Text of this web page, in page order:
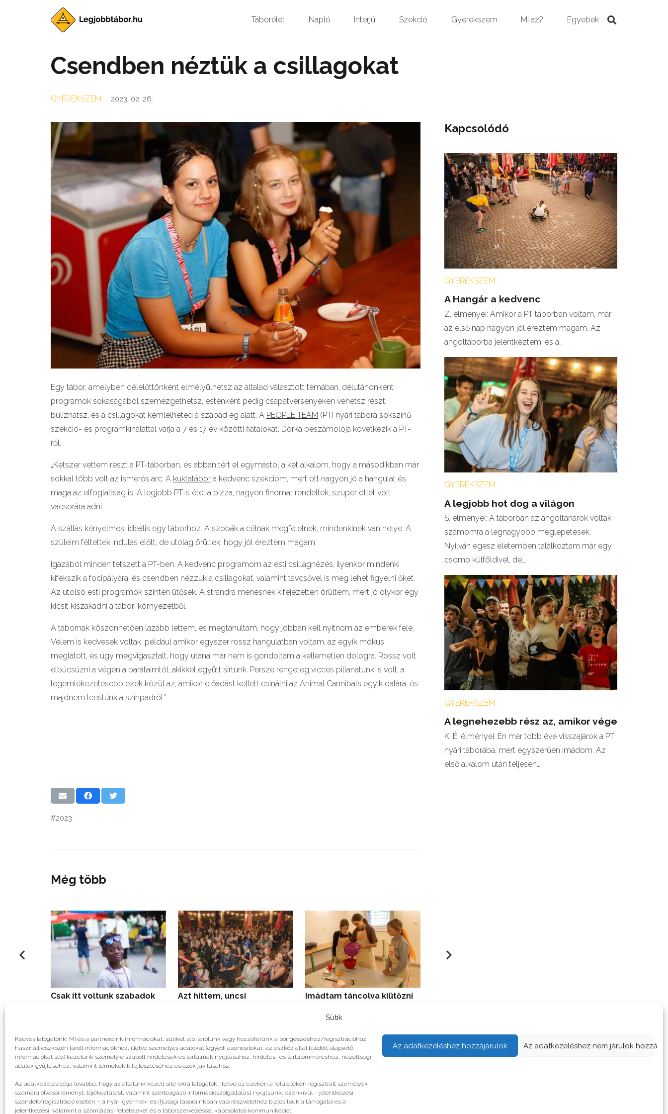
Sütik
Kedves látogatónk! Mi és a partnereink információkat, sütiket stb. tárolunk vagy hozzáférünk a böngészéshez/regisztrációhoz
használt eszközön tárolt információkhoz, illetve személyes adatokat (egyedi azonosítókat, az eszköz által küldött alapvető
információkat stb.) kezelünk személyre szabott hirdetések és tartalmak nyújtásához, hirdetés- és tartalomméréshez, nézettségi
adatok gyűjtéséhez, valamint termékek kifejlesztéséhez és azok javításához.
Az adatkezelés célja továbbá, hogy az általunk kezelt site-okra látogatók, illetve az ezeken a felületeken regisztrált személyek
számára olvasói élményt, tájékoztatást, valamint szerteágazó információszolgáltatást nyújtsunk, ezenkívül – jelentkezési
szándék/regisztráció esetén – a nyári gyermek- és ifjúsági táborainkban való részvételhez biztosítsuk a támogatói és a
jelentkezési, valamint a számlázási feltételeket és a táborszervezéssel kapcsolatos kommunikációt.
Az adatkezeléshez hozzájárulok Az adatkezeléshez nem járulok hozzá
Táborélet Napló Interjú Szekció Gyerekszem Mi az? Egyebek
Csendben néztük a csillagokat
GYEREKSZEM 2023. 02. 26.
Egy tábor, amelyben délelőttönként elmélyülhetsz az általad választott témában, délutánonként
programok sokaságából szemezgethetsz, esténként pedig csapatversenyeken vehetsz részt,
bulizhatsz, és a csillagokat kémlelheted a szabad ég alatt. A PEOPLE TEAM (PT) nyári tábora sokszínű
szekció- és programkínálattal várja a 7 és 17 év közötti fiatalokat. Dorka beszámolója következik a PT-
ről.
„Kétszer vettem részt a PT-táborban, és abban tért el egymástól a két alkalom, hogy a másodikban már
sokkal több volt az ismerős arc. A kuktatábor a kedvenc szekcióm, mert ott nagyon jó a hangulat és
maga az elfoglaltság is. A legjobb PT-s étel a pizza, nagyon finomat rendeltek, szuper ötlet volt
vacsorára adni.
A szállás kényelmes, ideális egy táborhoz. A szobák a célnak megfelelnek, mindenkinek van helye. A
szüleim féltettek indulás előtt, de utólag örültek, hogy jól éreztem magam.
Igazából minden tetszett a PT-ben. A kedvenc programom az esti csillagnézés, ilyenkor mindenki
kifekszik a focipályára, és csendben nézzük a csillagokat, valamint távcsővel is meg lehet figyelni őket.
Az utolsó esti programok szintén ütősek. A strandra menésnek kifejezetten örültem, mert jó olykor egy
kicsit kiszakadni a tábori környezetből.
A tábornak köszönhetően lazább lettem, és megtanultam, hogy jobban kell nyitnom az emberek felé.
Velem is kedvesek voltak, például amikor egyszer rossz hangulatban voltam, az egyik mókus
meglátott, és úgy megvigasztalt, hogy utána már nem is gondoltam a kellemetlen dologra. Rossz volt
elbúcsúzni a végén a barátaimtól, akikkel együtt sírtunk. Persze rengeteg vicces pillanatunk is volt, a
legemlékezetesebb ezek közül az, amikor előadást kellett csinálni az Animal Cannibals egyik dalára, és
majdnem leestünk a színpadról.”
Kapcsolódó
GYEREKSZEM
A Hangár a kedvenc
Z. élményei: Amikor a PT táborban voltam, már
az első nap nagyon jól éreztem magam. Az
angoltáborba jelentkeztem, és a…
GYEREKSZEM
A legjobb hot dog a világon
S. élményei: A táborban az angoltanárok voltak
számomra a legnagyobb meglepetések.
Nyilván egész életemben találkoztam már egy
csomó külföldivel, de…
GYEREKSZEM
A legnehezebb rész az, amikor vége
K. É. élményei: Én már több éve visszajárok a PT
nyári táborába, mert egyszerűen imádom. Az
első alkalom után teljesen…
#2023
Még több
Csak itt voltunk szabadok Azt hittem, uncsi Imádtam táncolva kiütőzni